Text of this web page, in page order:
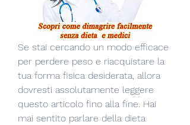
Se stai cercando un modo efficace
per perdere peso e riacquistare la
tua forma fisica desiderata, allora
dovresti assolutamente leggere
questo articolo fino alla fine. Hai
mai sentito parlare della dieta